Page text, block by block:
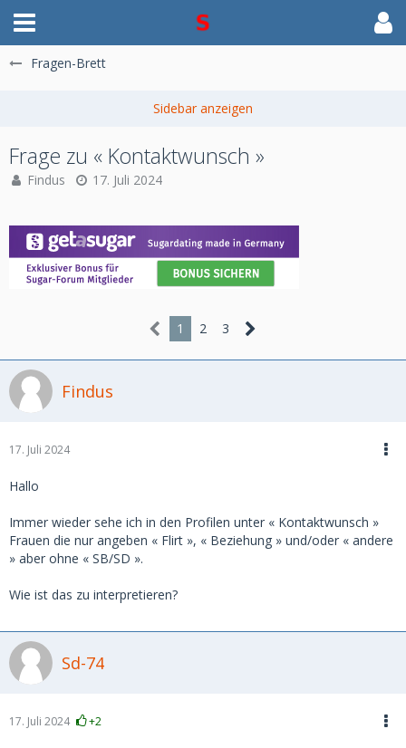
Fragen-Brett
Frage zu « Kontaktwunsch »
Findus 17. Juli 2024
1 2 3
Findus
17. Juli 2024
Hallo
Immer wieder sehe ich in den Profilen unter « Kontaktwunsch »
Frauen die nur angeben « Flirt », « Beziehung » und/oder « andere
» aber ohne « SB/SD ».
Wie ist das zu interpretieren?
Sd-74
17. Juli 2024 +2